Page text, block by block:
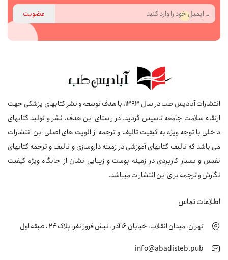
عضویت
انتشارات آبادیس طب در سال 1393، با هدف توسعه و نشر کتابهای پزشکی جهت
ارتقاء سلامت جامعه تاسیس گردید. در راستای این هدف، نشر و تولید کتابهای
داخلی با توجه ویژه به کیفیت تالیف و ترجمه از الویت های اصلی این انتشارات
می باشد که تالیف کتابهای آموزشی در زمینه داروسازی و تالیف و ترجمه کتابهای
نفیس و بسیار کاربردی در زمینه پوست و زیبایی نشان از جایگاه ویژه کیفیت
نگارش و ترجمه برای این انتشارات میباشد.
اطلاعات تماس
تهران، میدان انقلاب، خیابان 16 آذر ، نبش فروزانفر، پلاک 24 ، طبقه اول
info@abadisteb.pub